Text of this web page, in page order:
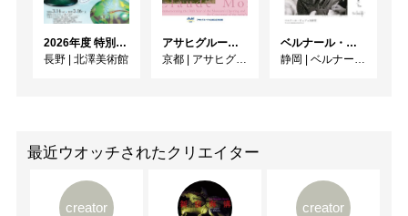
2026年度 特別展「ガレとドーム、アール･ヌーヴォーのガラス 水辺のやすらぎ、海の神秘」
長野 | 北澤美術館
アサヒグループ大山崎山荘美術館 開館30周年記念展「没後100年 クロード・モネ」
京都 | アサヒグループ大山崎山荘美術館
ベルナール・ビュフェと写真 ーカメラがとらえたビュフェとその時代、そして21 世紀へ
静岡 | ベルナール・ビュフェ美術館
最近ウオッチされたクリエイター
creator creator